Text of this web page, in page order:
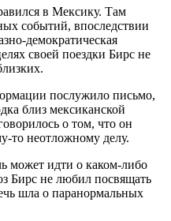
в Мексику. Там
событий, впоследствии
демократическая
своей поездки Бирс не
послужило письмо,
близ мексиканской
о том, что он
то неотложному делу.
может идти о каком-либо
Бирс не любил посвящать
шла о паранормальных